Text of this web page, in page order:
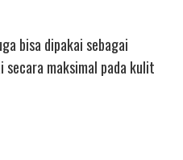
bisa dipakai sebagai
secara maksimal pada kulit